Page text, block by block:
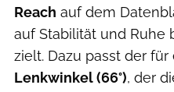
Reach auf dem
auf Stabilität und Ruhe
zielt. Dazu passt der
Lenkwinkel (66°), der